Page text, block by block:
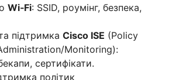
Wi‑Fi: SSID, роумінг, безпека,
підтримка Cisco ISE (Policy
Monitoring):
сертифікати.
політик